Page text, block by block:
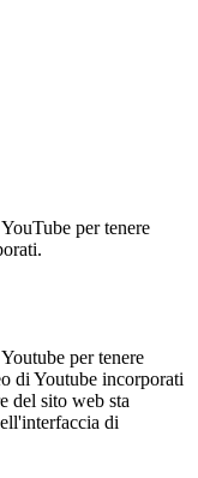
per tenere
per tenere
di Youtube incorporati
del sito web sta
di